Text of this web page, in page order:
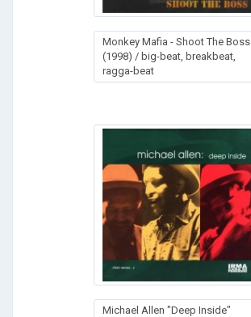
Monkey Mafia - Shoot The Boss
(1998) / big-beat, breakbeat,
ragga-beat
Michael Allen "Deep Inside"